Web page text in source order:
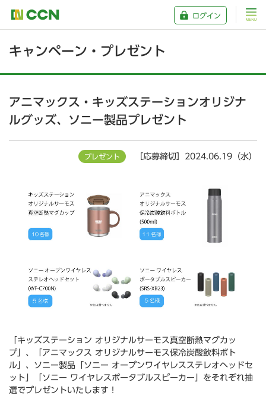
ログイン
キャンペーン・プレゼント
アニマックス・キッズステーションオリジナ
ルグッズ、ソニー製品プレゼント
プレゼント ［応募締切］2024.06.19（水）
「キッズステーション オリジナルサーモス真空断熱マグカッ
プ」、「アニマックス オリジナルサーモス保冷炭酸飲料ボト
ル」、ソニー製品「ソニー オープンワイヤレスステレオヘッドセ
ット」「ソニー ワイヤレスポータブルスピーカー」をそれぞれ抽
選でプレゼントいたします！